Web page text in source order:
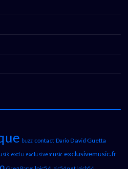
buzz contact Dario David Guetta
exclu exclusivemusic exclusivemusic.fr